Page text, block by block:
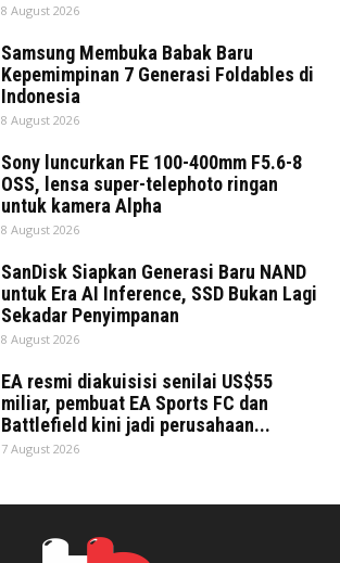
8 August 2026
Samsung Membuka Babak Baru
Kepemimpinan 7 Generasi Foldables di
Indonesia
8 August 2026
Sony luncurkan FE 100-400mm F5.6-8
OSS, lensa super-telephoto ringan
untuk kamera Alpha
8 August 2026
SanDisk Siapkan Generasi Baru NAND
untuk Era AI Inference, SSD Bukan Lagi
Sekadar Penyimpanan
8 August 2026
EA resmi diakuisisi senilai US$55
miliar, pembuat EA Sports FC dan
Battlefield kini jadi perusahaan...
7 August 2026